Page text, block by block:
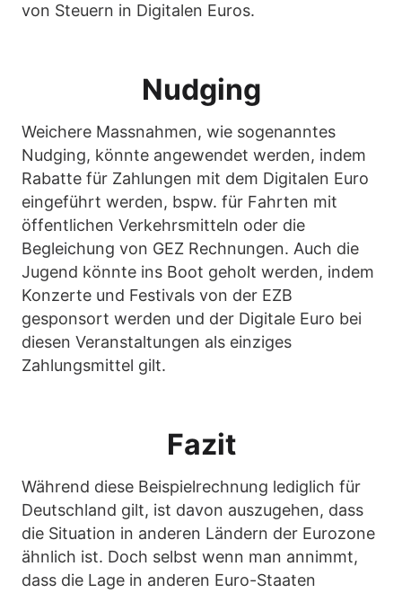
von Steuern in Digitalen Euros.
Nudging
Weichere Massnahmen, wie sogenanntes
Nudging, könnte angewendet werden, indem
Rabatte für Zahlungen mit dem Digitalen Euro
eingeführt werden, bspw. für Fahrten mit
öffentlichen Verkehrsmitteln oder die
Begleichung von GEZ Rechnungen. Auch die
Jugend könnte ins Boot geholt werden, indem
Konzerte und Festivals von der EZB
gesponsort werden und der Digitale Euro bei
diesen Veranstaltungen als einziges
Zahlungsmittel gilt.
Fazit
Während diese Beispielrechnung lediglich für
Deutschland gilt, ist davon auszugehen, dass
die Situation in anderen Ländern der Eurozone
ähnlich ist. Doch selbst wenn man annimmt,
dass die Lage in anderen Euro-Staaten